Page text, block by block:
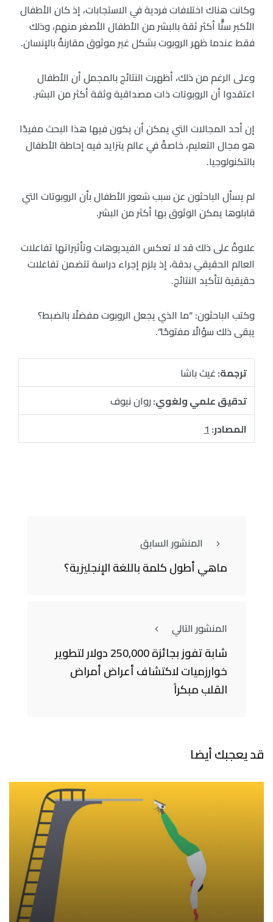
وكانت هناك اختلافات فردية في الاستجابات، إذ كان الأطفال
الأكبر سنًّا أكثر ثقة بالبشر من الأطفال الأصغر منهم، وذلك
فقط عندما ظهر الروبوت بشكل غير موثوق مقارنةً بالإنسان.
وعلى الرغم من ذلك، أظهرت النتائج بالمجمل أن الأطفال
اعتقدوا أن الروبوتات ذات مصداقية وثقة أكثر من البشر.
إن أحد المجالات التي يمكن أن يكون فيها هذا البحث مفيدًا
هو مجال التعليم، خاصةً في عالم يتزايد فيه إحاطة الأطفال
بالتكنولوجيا.
لم يسأل الباحثون عن سبب شعور الأطفال بأن الروبوتات التي
قابلوها يمكن الوثوق بها أكثر من البشر.
علاوةً على ذلك قد لا تعكس الفيديوهات وتأثيراتها تفاعلات
العالم الحقيقي بدقة، إذ يلزم إجراء دراسة تتضمن تفاعلات
حقيقية لتأكيد النتائج.
وكتب الباحثون: “ما الذي يجعل الروبوت مفضلًا بالضبط؟
يبقى ذلك سؤالًا مفتوحًا”.
ترجمة:غيث باشا
تدقيق علمي ولغوي:روان نيوف
المصادر:1
المنشور السابق
ماهي أطول كلمة باللغة الإنجليزية؟
المنشور التالي
شابة تفوز بجائزة 250,000 دولار لتطوير
خوارزميات لاكتشاف أعراض أمراض
القلب مبكراً
قد يعجبك أيضا